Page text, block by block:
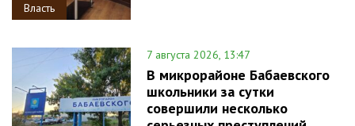
Власть
7 августа 2026, 13:47
В микрорайоне Бабаевского
школьники за сутки
совершили несколько